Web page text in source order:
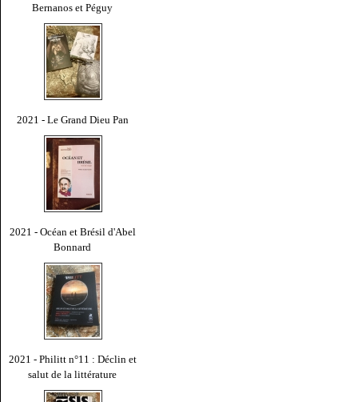
Bernanos et Péguy
2021 - Le Grand Dieu Pan
2021 - Océan et Brésil d'Abel
Bonnard
2021 - Philitt n°11 : Déclin et
salut de la littérature